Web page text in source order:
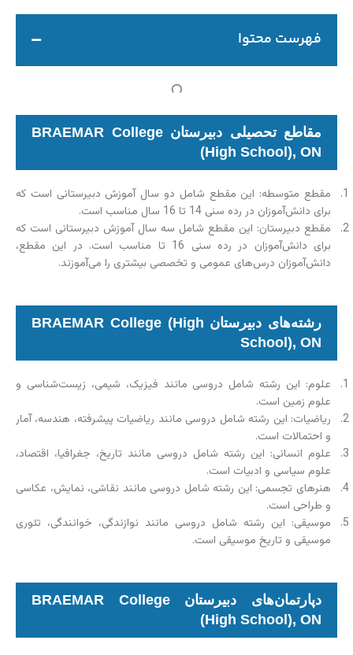
فهرست محتوا
مقاطع تحصیلی دبیرستان BRAEMAR College
(High School), ON
مقطع متوسطه: این مقطع شامل دو سال آموزش دبیرستانی است که
برای دانش‌آموزان در رده سنی 14 تا 16 سال مناسب است.
مقطع دبیرستان: این مقطع شامل سه سال آموزش دبیرستانی است که
برای دانش‌آموزان در رده سنی 16 تا مناسب است. در این مقطع،
دانش‌آموزان درس‌های عمومی و تخصصی بیشتری را می‌آموزند.
رشته‌های دبیرستان BRAEMAR College (High
School), ON
علوم: این رشته شامل دروسی مانند فیزیک، شیمی، زیست‌شناسی و
علوم زمین است.
ریاضیات: این رشته شامل دروسی مانند ریاضیات پیشرفته، هندسه، آمار
و احتمالات است.
علوم انسانی: این رشته شامل دروسی مانند تاریخ، جغرافیا، اقتصاد،
علوم سیاسی و ادبیات است.
هنرهای تجسمی: این رشته شامل دروسی مانند نقاشی، نمایش، عکاسی
و طراحی است.
موسیقی: این رشته شامل دروسی مانند نوازندگی، خوانندگی، تئوری
موسیقی و تاریخ موسیقی است.
دپارتمان‌های دبیرستان BRAEMAR College
(High School), ON